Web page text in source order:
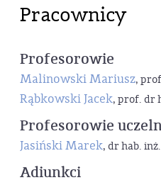
Pracownicy
Profesorowie
Malinowski Mariusz,
Rąbkowski Jacek, prof. dr
Profesorowie
Jasiński Marek, dr hab.
Adiunkci